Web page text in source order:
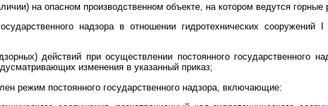
на опасном производственном объекте, на котором ведутся горные
надзора в отношении гидротехнических сооружений I
действий при осуществлении постоянного государственного
изменения в указанный приказ;
режим постоянного государственного надзора, включающие: